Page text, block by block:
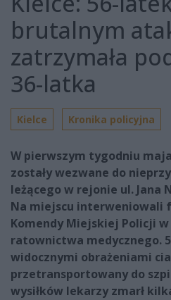
brutalnym
zatrzymała
36-latka
Kielce Kronika policyjna
W pierwszym tygodniu maja
zostały wezwane do
leżącego w rejonie ul. Jana
Na miejscu interweniowali
Komendy Miejskiej Policji w
ratownictwa medycznego.
widocznymi obrażeniami
przetransportowany do
wysiłków lekarzy zmarł